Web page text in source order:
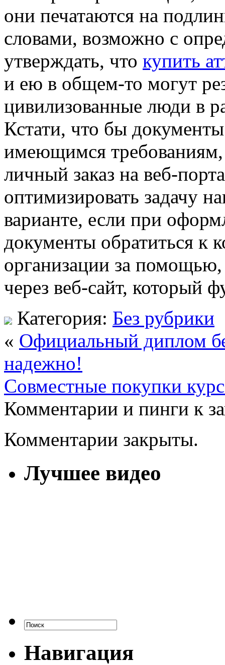
они печатаются на
словами, возможно с
утверждать, что купить
и ею в общем-то могут
цивилизованные люди в
Кстати, что бы
имеющимся
личный заказ на веб-
оптимизировать задачу
варианте, если при
документы обратиться к
организации за
через веб-сайт, который
Категория: Без рубрики
« Официальный диплом
надежно!
Совместные покупки
Комментарии и пинги к
Комментарии закрыты.
Лучшее видео
Навигация